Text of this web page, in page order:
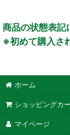
商品の状態表記
※初めて購入さ
ホーム
ショッピングカ
マイページ